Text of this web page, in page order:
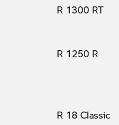
R 1300 RT
R 1250 R
R 18 Classic